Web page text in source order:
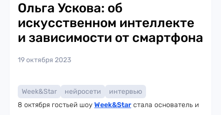
Ольга Ускова: об
искусственном интеллекте
и зависимости от смартфона
19 октября 2023
Week&Star нейросети
интервью
8 октября гостьей шоу Week&Star стала основатель и